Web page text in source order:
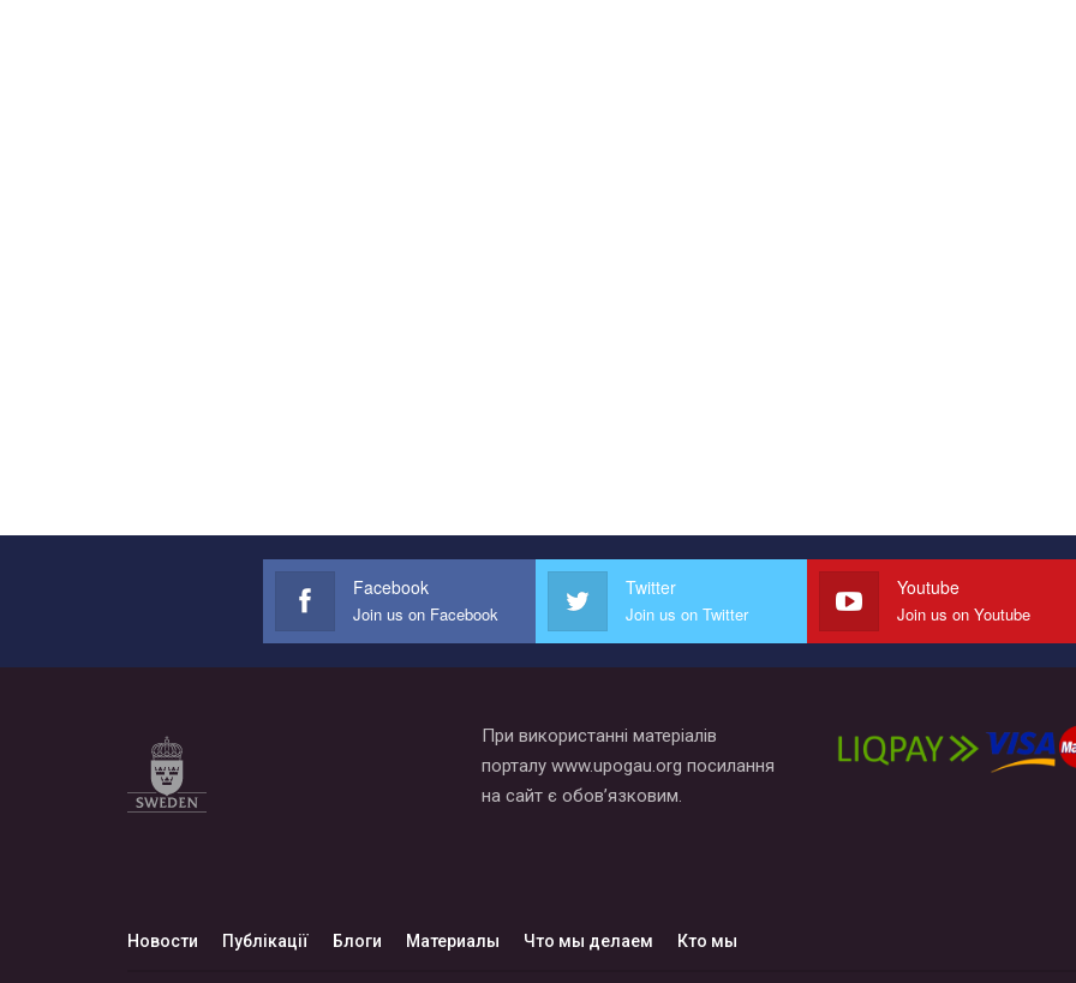
Facebook
Join us on Facebook
Twitter
Join us on Twitter
Youtube
Join us on Youtube
При використанні матеріалів
порталу www.upogau.org посилання
на сайт є обов’язковим.
Новости Публікації Блоги Материалы Что мы делаем Кто мы